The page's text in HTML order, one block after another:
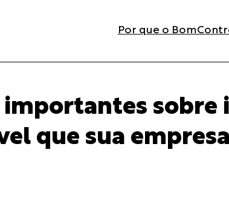
Por que o
sobre
que sua